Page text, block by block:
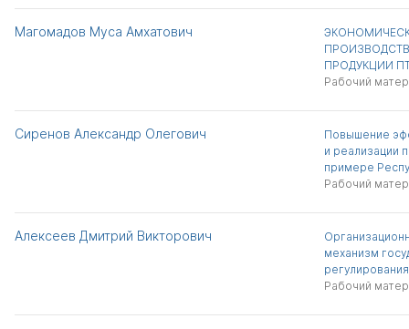
Магомадов Муса Амхатович
ПРОДУКЦИИ
Рабочий
Сиренов Александр Олегович
Повышение
и реализации
примере
Рабочий
Алексеев Дмитрий Викторович
механизм
Рабочий